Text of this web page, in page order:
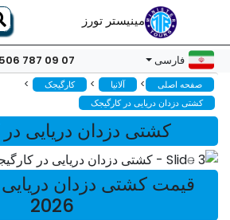
مینیستر تورز
فارسی 787 09 07
صفحه اصلی > آلانیا > کارگیجک >
کشتی دزدان دریایی در کارگیجک
کشتی دزدان دریایی
قیمت کشتی دزدان
2026